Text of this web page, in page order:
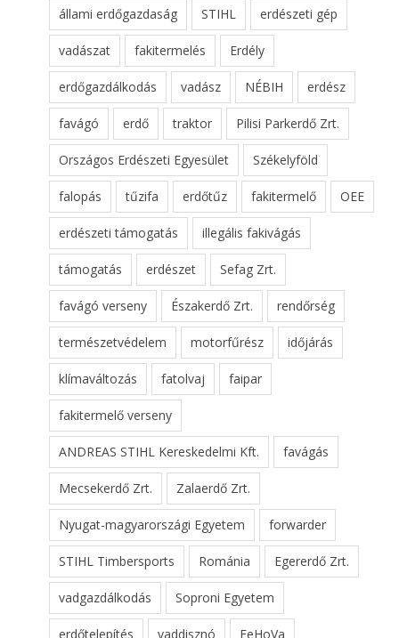
állami erdőgazdaság STIHL erdészeti gép
vadászat fakitermelés Erdély
erdőgazdálkodás vadász NÉBIH erdész
favágó erdő traktor Pilisi Parkerdő Zrt.
Országos Erdészeti Egyesület Székelyföld
falopás tűzifa erdőtűz fakitermelő OEE
erdészeti támogatás illegális fakivágás
támogatás erdészet Sefag Zrt.
favágó verseny Északerdő Zrt. rendőrség
természetvédelem motorfűrész időjárás
klímaváltozás fatolvaj faipar
fakitermelő verseny
ANDREAS STIHL Kereskedelmi Kft. favágás
Mecsekerdő Zrt. Zalaerdő Zrt.
Nyugat-magyarországi Egyetem forwarder
STIHL Timbersports Románia Egererdő Zrt.
vadgazdálkodás Soproni Egyetem
erdőtelepítés vaddisznó FeHoVa